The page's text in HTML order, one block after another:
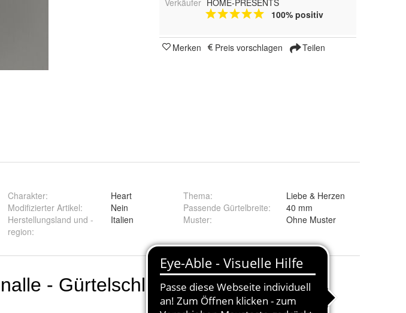
Verkäufer HOME-PRESENTS
100% positiv
Merken Preis vorschlagen Teilen
Charakter:
Heart
Modifizierter Artikel:
Nein
Herstellungsland und -
region:
Italien
Thema:
Liebe & Herzen
Passende Gürtelbreite:
40 mm
Muster: Ohne Muster